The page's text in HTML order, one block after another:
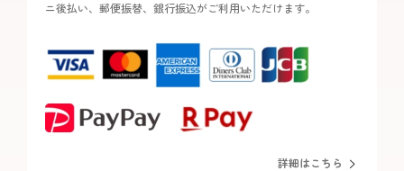
ニ後払い、郵便振替、銀行振込がご利用いただけます。
詳細はこちら